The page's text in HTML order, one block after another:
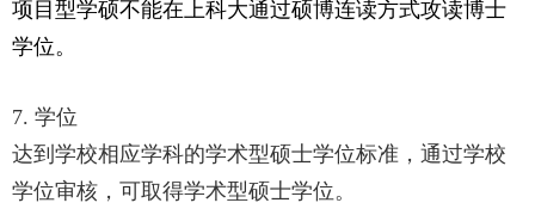
项目型学硕不能在上科大通过硕博连读方式攻读博士
学位。
7. 学位
达到学校相应学科的学术型硕士学位标准，通过学校
学位审核，可取得学术型硕士学位。